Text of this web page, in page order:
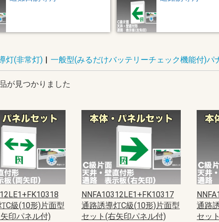
灯(非常灯) | 一般型(みるだけバッテリーチェック機能付)パ
が見つかりました
C級(10形)片面型
印パネル付)
NNFA10312LE1+FK10317
通路誘導灯C級(10形)片面型
セット(右矢印パネル付)
通路
セッ